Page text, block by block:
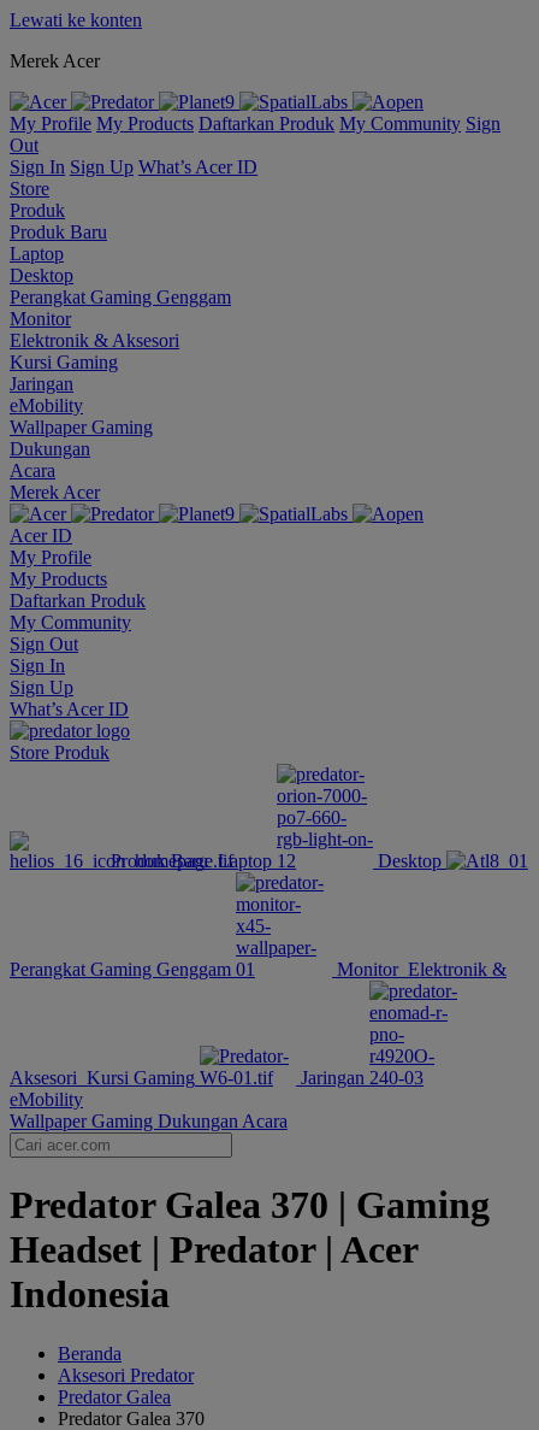
Lewati ke konten
Merek Acer
My Profile My Products Daftarkan Produk My Community Sign
Out
Sign In Sign Up What’s Acer ID
Store
Produk
Produk Baru
Laptop
Desktop
Perangkat Gaming Genggam
Monitor
Elektronik & Aksesori
Kursi Gaming
Jaringan
eMobility
Wallpaper Gaming
Dukungan
Acara
Merek Acer
Acer ID
My Profile
My Products
Daftarkan Produk
My Community
Sign Out
Sign In
Sign Up
What’s Acer ID
Store Produk
Produk Baru Laptop Desktop
Perangkat Gaming Genggam Monitor Elektronik &
Aksesori Kursi Gaming
Jaringan
eMobility
Wallpaper Gaming Dukungan Acara
Predator Galea 370 | Gaming
Headset | Predator | Acer
Indonesia
Beranda
Aksesori Predator
Predator Galea
Predator Galea 370